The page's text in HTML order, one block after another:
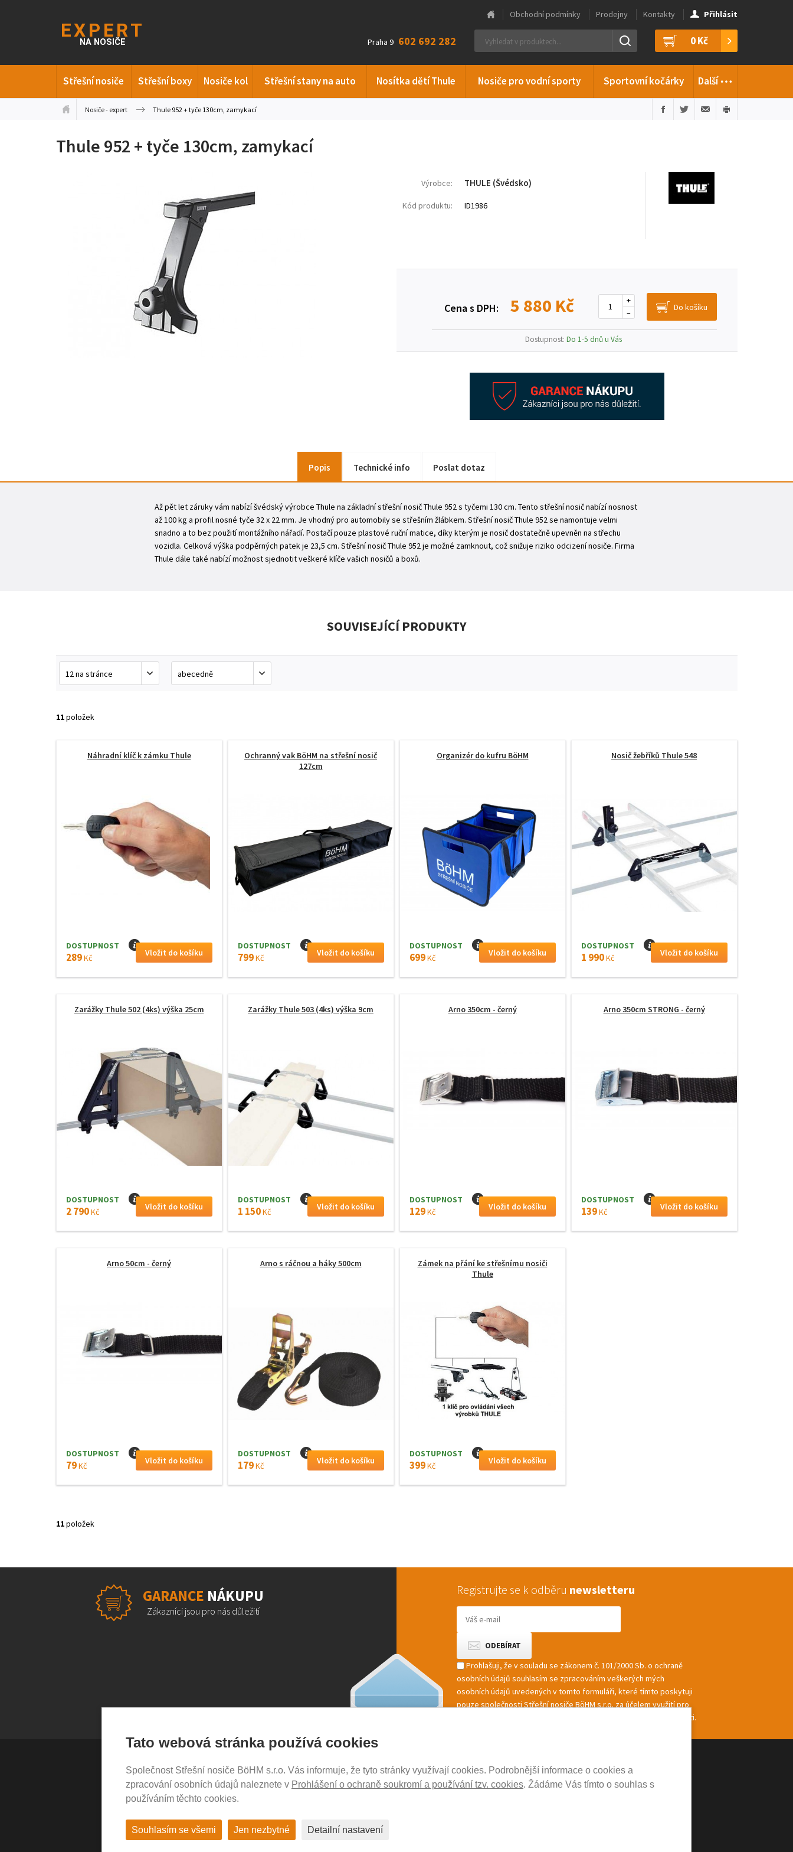
Tato webová stránka používá cookies
Společnost Střešní nosiče BöHM s.r.o. Vás informuje, že tyto stránky využívají cookies. Podrobnější informace o cookies a
zpracování osobních údajů naleznete v Prohlášení o ochraně soukromí a používání tzv. cookies. Žádáme Vás tímto o souhlas s
používáním těchto cookies.
Souhlasím se všemi Jen nezbytné Detailní nastavení
0 Kč
Praha 9 602 692 282
Střešní nosiče Střešní boxy Nosiče kol Střešní stany na auto Nosítka dětí Thule Nosiče pro vodní sporty Sportovní kočárky Další…
Obchodní podmínky Prodejny Kontakty Přihlásit
Nosiče - expert Thule 952 + tyče 130cm, zamykací
Thule 952 + tyče 130cm, zamykací
Výrobce: THULE (Švédsko)
Kód produktu: ID1986
Cena s DPH: 5 880 Kč –
+
Dostupnost: Do 1-5 dnů u Vás
Popis Technické info Poslat dotaz
Až pět let záruky vám nabízí švédský výrobce Thule na základní střešní nosič Thule 952 s tyčemi 130 cm. Tento střešní nosič nabízí nosnost
až 100 kg a profil nosné tyče 32 x 22 mm. Je vhodný pro automobily se střešním žlábkem. Střešní nosič Thule 952 se namontuje velmi
snadno a to bez použití montážního nářadí. Postačí pouze plastové ruční matice, díky kterým je nosič dostatečně upevněn na střechu
vozidla. Celková výška podpěrných patek je 23,5 cm. Střešní nosič Thule 952 je možné zamknout, což snižuje riziko odcizení nosiče. Firma
Thule dále také nabízí možnost sjednotit veškeré klíče vašich nosičů a boxů.
SOUVISEJÍCÍ PRODUKTY
11položek
Náhradní klíč k zámku Thule
DOSTUPNOST I
289Kč
Ochranný vak BöHM na střešní nosič
127cm
DOSTUPNOST I
799Kč
Organizér do kufru BöHM
DOSTUPNOST I
699Kč
Nosič žebříků Thule 548
DOSTUPNOST I
1 990Kč
Zarážky Thule 502 (4ks) výška 25cm
DOSTUPNOST I
2 790Kč
Zarážky Thule 503 (4ks) výška 9cm
DOSTUPNOST I
1 150Kč
Arno 350cm - černý
DOSTUPNOST I
129Kč
Arno 350cm STRONG - černý
DOSTUPNOST I
139Kč
Arno 50cm - černý
DOSTUPNOST I
79Kč
Arno s ráčnou a háky 500cm
DOSTUPNOST I
179Kč
Zámek na přání ke střešnímu nosiči
Thule
DOSTUPNOST I
399Kč
11položek
GARANCE NÁKUPU
Zákazníci jsou pro nás důležití
Registrujte se k odběru newsletteru
Prohlašuji, že v souladu se zákonem č. 101/2000 Sb. o ochraně
osobních údajů souhlasím se zpracováním veškerých mých
osobních údajů uvedených v tomto formuláři, které tímto poskytuji
pouze společnosti Střešní nosiče BöHM s.r.o. za účelem využití pro
marketingové zpracování a zasílání informací a nabídek společnosti.
VŠE O NÁKUPU
Garance nákupu
Časté dotazy (FAQ)
Prodejny
NOSICE-EXPERT.CZ
Ochrana soukromí
Cookies nastavení